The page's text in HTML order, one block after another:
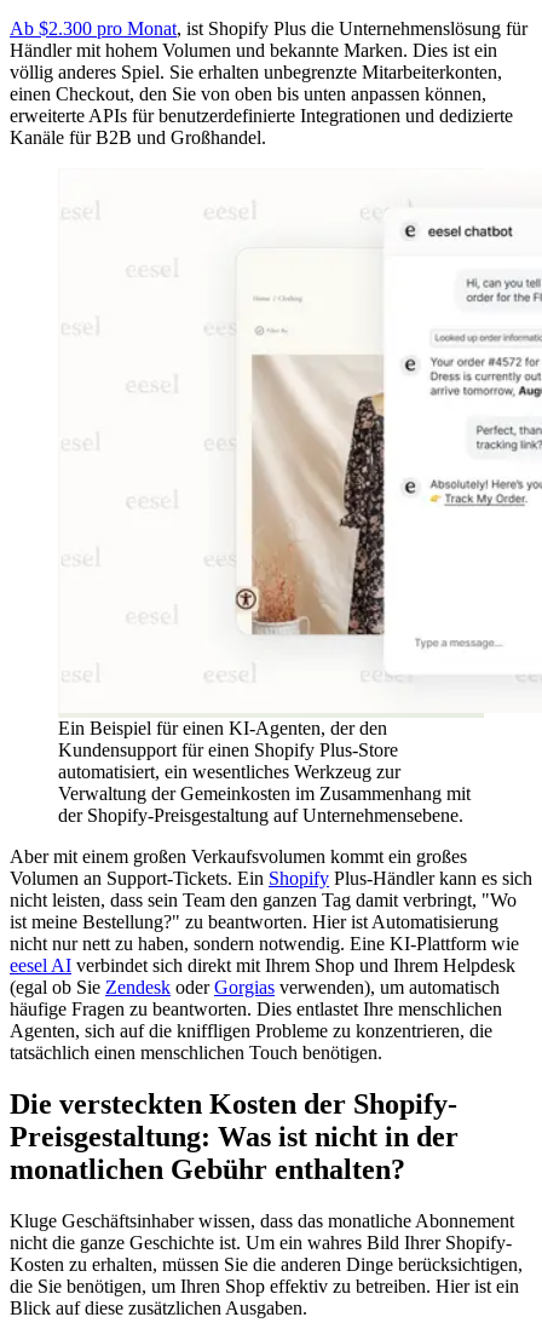
Ab $2.300 pro Monat, ist Shopify Plus die Unternehmenslösung für
Händler mit hohem Volumen und bekannte Marken. Dies ist ein
völlig anderes Spiel. Sie erhalten unbegrenzte Mitarbeiterkonten,
einen Checkout, den Sie von oben bis unten anpassen können,
erweiterte APIs für benutzerdefinierte Integrationen und dedizierte
Kanäle für B2B und Großhandel.
Ein Beispiel für einen KI-Agenten, der den
Kundensupport für einen Shopify Plus-Store
automatisiert, ein wesentliches Werkzeug zur
Verwaltung der Gemeinkosten im Zusammenhang mit
der Shopify-Preisgestaltung auf Unternehmensebene.
Aber mit einem großen Verkaufsvolumen kommt ein großes
Volumen an Support-Tickets. Ein Shopify Plus-Händler kann es sich
nicht leisten, dass sein Team den ganzen Tag damit verbringt, "Wo
ist meine Bestellung?" zu beantworten. Hier ist Automatisierung
nicht nur nett zu haben, sondern notwendig. Eine KI-Plattform wie
eesel AI verbindet sich direkt mit Ihrem Shop und Ihrem Helpdesk
(egal ob Sie Zendesk oderGorgias verwenden), um automatisch
häufige Fragen zu beantworten. Dies entlastet Ihre menschlichen
Agenten, sich auf die kniffligen Probleme zu konzentrieren, die
tatsächlich einen menschlichen Touch benötigen.
Die versteckten Kosten der Shopify-
Preisgestaltung: Was ist nicht in der
monatlichen Gebühr enthalten?
Kluge Geschäftsinhaber wissen, dass das monatliche Abonnement
nicht die ganze Geschichte ist. Um ein wahres Bild Ihrer Shopify-
Kosten zu erhalten, müssen Sie die anderen Dinge berücksichtigen,
die Sie benötigen, um Ihren Shop effektiv zu betreiben. Hier ist ein
Blick auf diese zusätzlichen Ausgaben.